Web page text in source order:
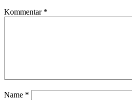
Kommentar *
Name *